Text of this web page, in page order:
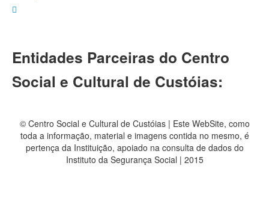
Entidades Parceiras do Centro
Social e Cultural de Custóias:
© Centro Social e Cultural de Custóias | Este WebSite, como
toda a informação, material e imagens contida no mesmo, é
pertença da Instituição, apoiado na consulta de dados do
Instituto da Segurança Social | 2015